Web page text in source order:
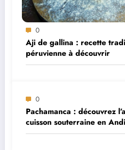
0
Aji de gallina : recette
péruvienne à découvrir
0
Pachamanca : découvrez
cuisson souterraine en